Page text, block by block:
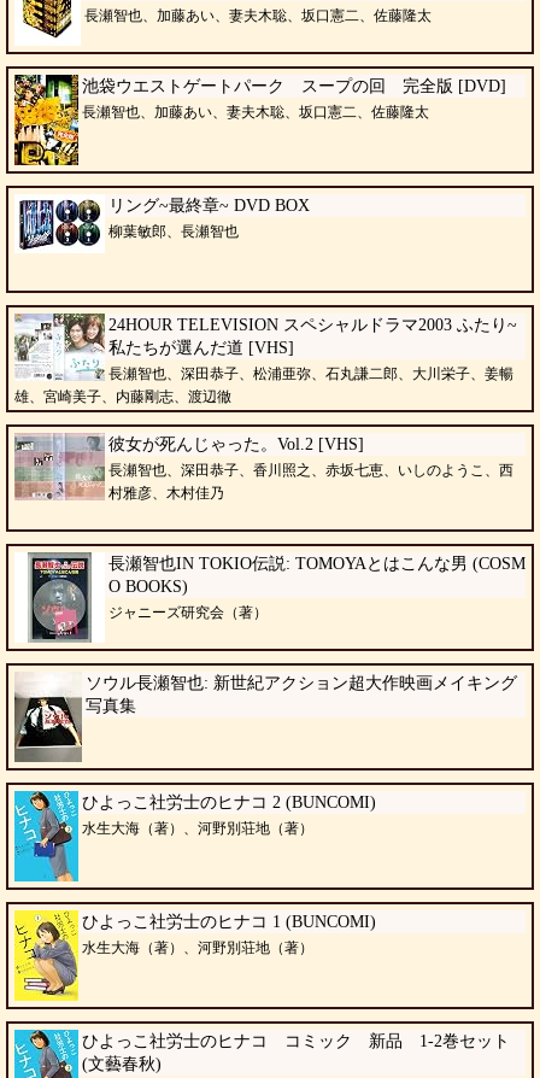
長瀬智也、加藤あい、妻夫木聡、坂口憲二、佐藤隆太
池袋ウエストゲートパーク スープの回 完全版 [DVD]
長瀬智也、加藤あい、妻夫木聡、坂口憲二、佐藤隆太
リング~最終章~ DVD BOX
柳葉敏郎、長瀬智也
24HOUR TELEVISION スペシャルドラマ2003 ふたり~
私たちが選んだ道 [VHS]
長瀬智也、深田恭子、松浦亜弥、石丸謙二郎、大川栄子、姜暢
雄、宮崎美子、内藤剛志、渡辺徹
彼女が死んじゃった。Vol.2 [VHS]
長瀬智也、深田恭子、香川照之、赤坂七恵、いしのようこ、西
村雅彦、木村佳乃
長瀬智也IN TOKIO伝説: TOMOYAとはこんな男 (COSM
O BOOKS)
ジャニーズ研究会（著）
ソウル長瀬智也: 新世紀アクション超大作映画メイキング
写真集
ひよっこ社労士のヒナコ 2 (BUNCOMI)
水生大海（著）、河野別荘地（著）
ひよっこ社労士のヒナコ 1 (BUNCOMI)
水生大海（著）、河野別荘地（著）
ひよっこ社労士のヒナコ コミック 新品 1-2巻セット
(文藝春秋)